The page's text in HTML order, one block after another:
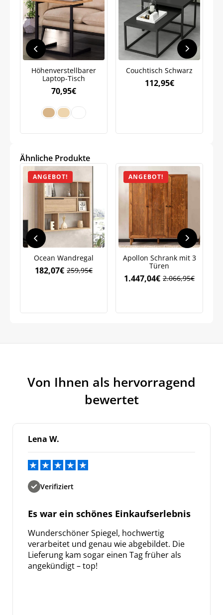
Höhenverstellbarer
Laptop-Tisch
70,95€
Couchtisch Schwarz
112,95€
Ähnliche Produkte
ANGEBOT!
Ocean Wandregal
259,95€
Ursprünglicher
182,07€Aktueller
ANGEBOT!
Apollon Schrank mit 3
Türen
2.066,95€
Ursprünglicher
2.066,95€
1.447,04€Aktueller
1.447,04€.
Von Ihnen als hervorragend
bewertet
Lena W.
Verifiziert
Es war ein schönes Einkaufserlebnis
Wunderschöner Spiegel, hochwertig
verarbeitet und genau wie abgebildet. Die
Lieferung kam sogar einen Tag früher als
angekündigt – top!
Jetzt
auf Ihre erste Bestellung sichern!
Meinen Code senden
Bleiben Sie auf dem Laufenden über
Neuigkeiten und Angebote.
Weitere Informationen darüber, wie wir Ihre Daten für
Marketingkommunikation verarbeiten. Lesen Sie unsere
Datenschutzrichtlinie.